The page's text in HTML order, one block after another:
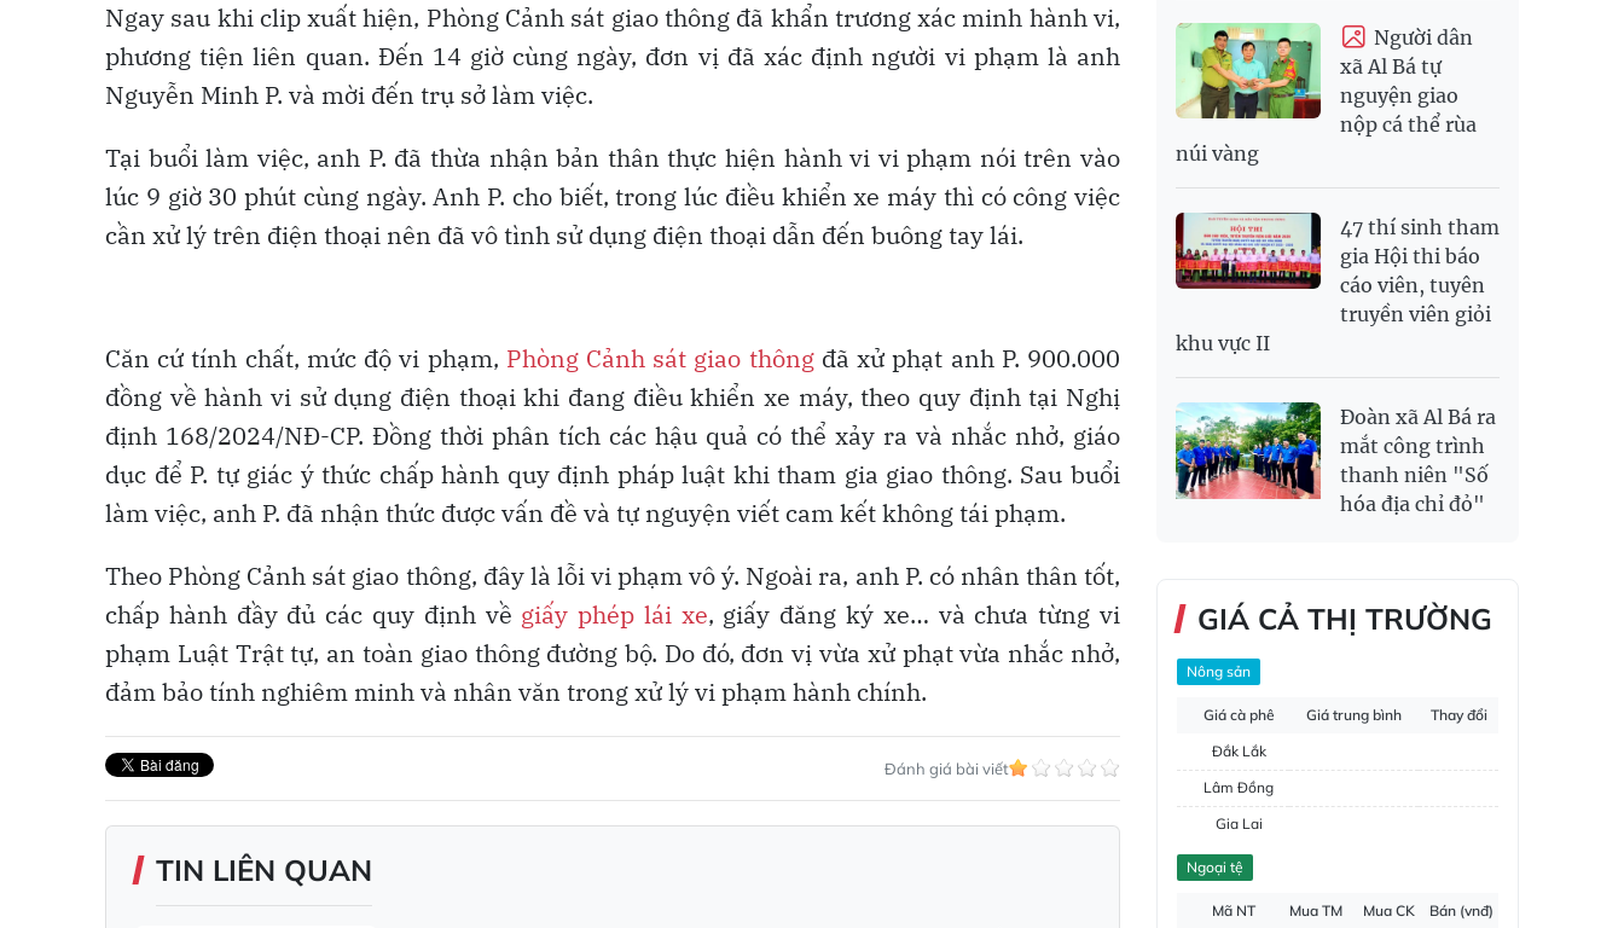
Ngay sau khi clip xuất hiện, Phòng Cảnh sát giao thông đã khẩn trương xác minh hành vi,
phương tiện liên quan. Đến 14 giờ cùng ngày, đơn vị đã xác định người vi phạm là anh
Nguyễn Minh P. và mời đến trụ sở làm việc.
Tại buổi làm việc, anh P. đã thừa nhận bản thân thực hiện hành vi vi phạm nói trên vào
lúc 9 giờ 30 phút cùng ngày. Anh P. cho biết, trong lúc điều khiển xe máy thì có công việc
cần xử lý trên điện thoại nên đã vô tình sử dụng điện thoại dẫn đến buông tay lái.
Căn cứ tính chất, mức độ vi phạm, Phòng Cảnh sát giao thôngđã xử phạt anh P. 900.000
đồng về hành vi sử dụng điện thoại khi đang điều khiển xe máy, theo quy định tại Nghị
định 168/2024/NĐ-CP. Đồng thời phân tích các hậu quả có thể xảy ra và nhắc nhở, giáo
dục để P. tự giác ý thức chấp hành quy định pháp luật khi tham gia giao thông. Sau buổi
làm việc, anh P. đã nhận thức được vấn đề và tự nguyện viết cam kết không tái phạm.
Theo Phòng Cảnh sát giao thông, đây là lỗi vi phạm vô ý. Ngoài ra, anh P. có nhân thân tốt,
chấp hành đầy đủ các quy định về giấy phép lái xe, giấy đăng ký xe… và chưa từng vi
phạm Luật Trật tự, an toàn giao thông đường bộ. Do đó, đơn vị vừa xử phạt vừa nhắc nhở,
đảm bảo tính nghiêm minh và nhân văn trong xử lý vi phạm hành chính.
Đánh giá bài viết
TIN LIÊN QUAN
Người dân
xã Al Bá tự
nguyện giao
nộp cá thể rùa
núi vàng
47 thí sinh tham
gia Hội thi báo
cáo viên, tuyên
truyền viên giỏi
khu vực II
Đoàn xã Al Bá ra
mắt công trình
thanh niên "Số
hóa địa chỉ đỏ"
GIÁ CẢ THỊ TRƯỜNG
Nông sản
Giá cà phê Giá trung bình
Thay đổi
Đắk Lắk
Lâm Đồng
Gia Lai
Đắk Nông
Ngoại tệ
Mã NT Mua TM Mua CK
Bán (vnđ)